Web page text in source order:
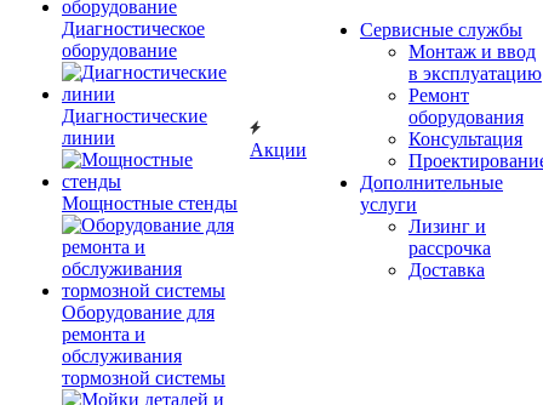
Диагностическое
оборудование
Диагностические
линии
Мощностные стенды
Оборудование для
ремонта и
обслуживания
тормозной системы
Акции
Сервисные службы
Монтаж и ввод
в эксплуатацию
Ремонт
оборудования
Консультация
Дополнительные
услуги
Лизинг и
рассрочка
Доставка